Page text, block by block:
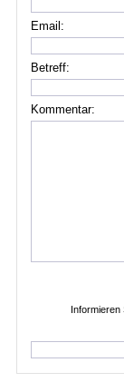
Email:
Betreff:
Kommentar:
Informieren